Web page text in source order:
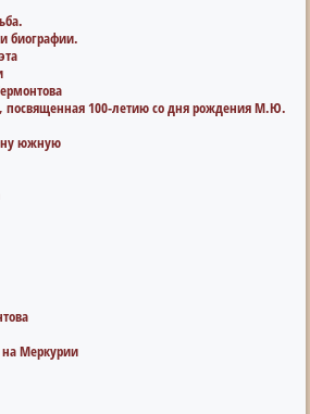
биографии.
посвященная 100-летию со дня рождения М.Ю.
южную
Меркурии